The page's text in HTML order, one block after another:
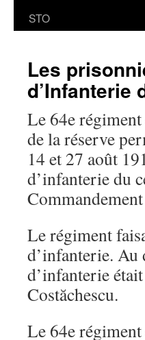
STO
Les
d’Infanterie
Le 64e
de la réserve
14 et 27 août
d’infanterie du
Le régiment
d’infanterie. Au
d’infanterie
Costăchescu.
Le 64e